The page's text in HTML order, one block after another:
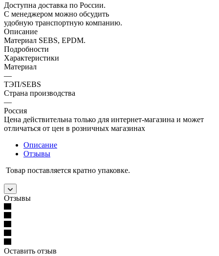
Доступна доставка по России.
С менеджером можно обсудить
удобную транспортную компанию.
Описание
Материал SEBS, EPDM.
Подробности
Характеристики
Материал
—
ТЭП/SEBS
Страна производства
—
Россия
Цена действительна только для интернет-магазина и может
отличаться от цен в розничных магазинах
Описание
Отзывы
Товар поставляется кратно упаковке.
Отзывы
Оставить отзыв